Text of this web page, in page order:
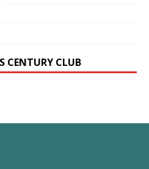
CENTURY CLUB